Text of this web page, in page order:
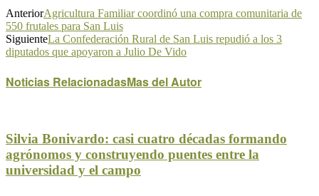
AnteriorAgricultura Familiar coordinó una compra comunitaria de
550 frutales para San Luis
SiguienteLa Confederación Rural de San Luis repudió a los 3
diputados que apoyaron a Julio De Vido
Noticias RelacionadasMas del Autor
Silvia Bonivardo: casi cuatro décadas formando
agrónomos y construyendo puentes entre la
universidad y el campo